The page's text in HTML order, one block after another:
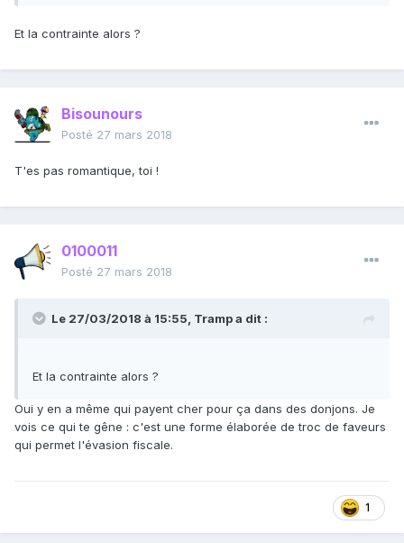
Et la contrainte alors ?
Bisounours
Posté 27 mars 2018
T'es pas romantique, toi !
0100011
Posté 27 mars 2018
Le 27/03/2018 à 15:55, Trampa dit :
Et la contrainte alors ?
Oui y en a même qui payent cher pour ça dans des donjons. Je
vois ce qui te gêne : c'est une forme élaborée de troc de faveurs
qui permet l'évasion fiscale.
1